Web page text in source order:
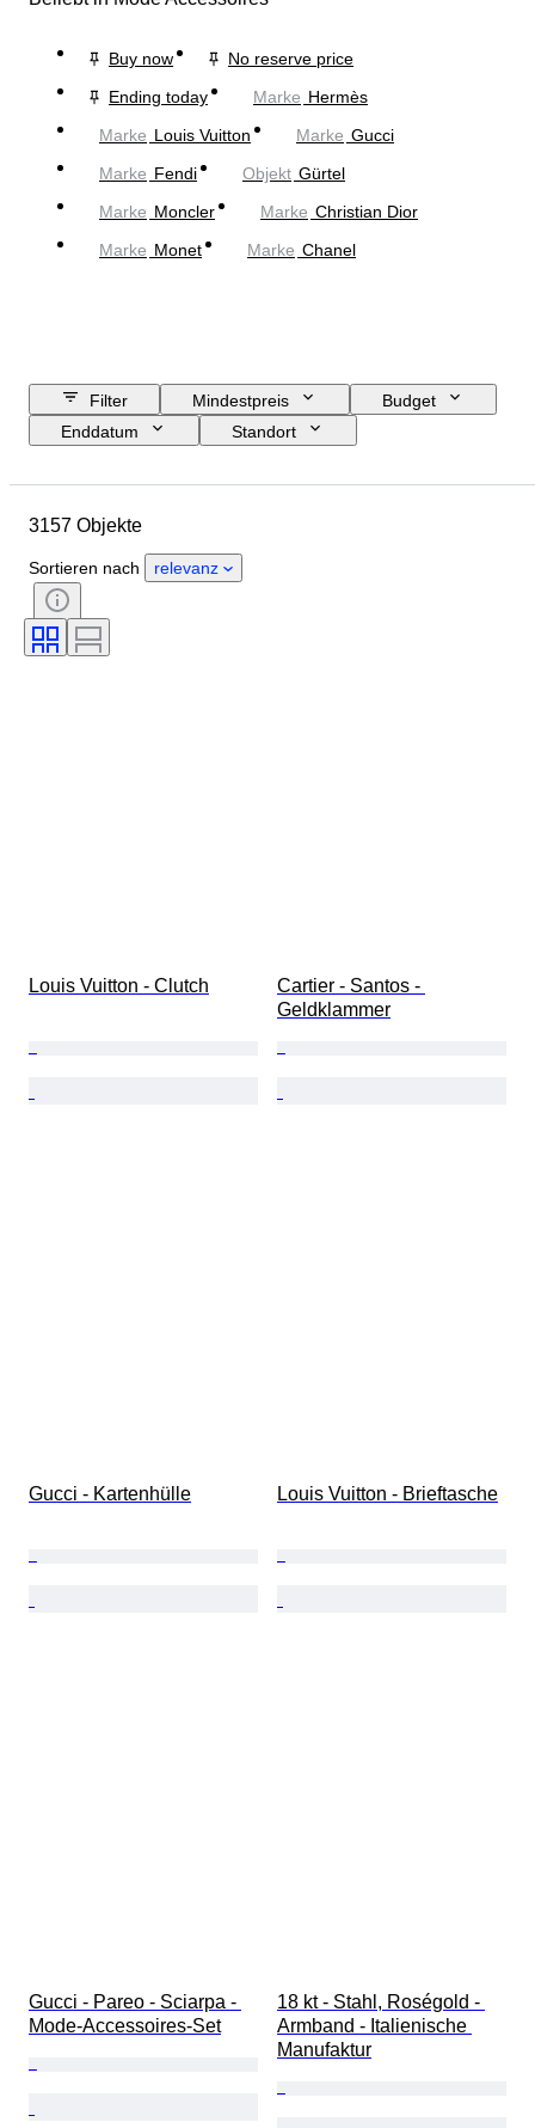
Buy now
No reserve price
Ending today
Marke Hermès
Marke Louis Vuitton Marke Gucci
Marke Fendi Objekt Gürtel
Marke Moncler Marke Christian Dior
Marke Monet Marke Chanel
Filter Mindestpreis
Budget
Enddatum
Standort
Material
Periode
Zertifikat
Feingehalt
Farbe
Angegebene Größe
3157 Objekte
Sortieren nach relevanz
Louis Vuitton - Clutch
Cartier - Santos -
Geldklammer
Gucci - Kartenhülle Louis Vuitton - Brieftasche
Gucci - Pareo - Sciarpa -
Mode-Accessoires-Set
18 kt - Stahl, Roségold -
Armband - Italienische
Manufaktur